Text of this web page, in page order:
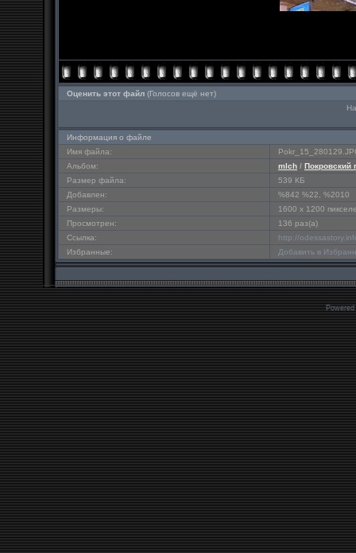
Оценить этот файл (Голосов ещё нет)
Информация о файле
Имя файла:
Альбом:
mlch / Покровский
Размер файла:
539 КБ
Добавлен:
%842 %22, %2010
Размеры:
1600 x 1200
Просмотрен:
136 раз(а)
Ссылка:
http://
Избранные:
Добавить в